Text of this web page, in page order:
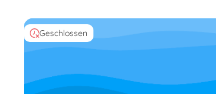
Geschlossen